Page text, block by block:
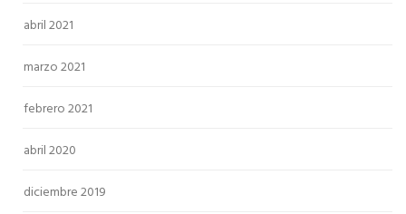
abril 2021
marzo 2021
febrero 2021
abril 2020
diciembre 2019